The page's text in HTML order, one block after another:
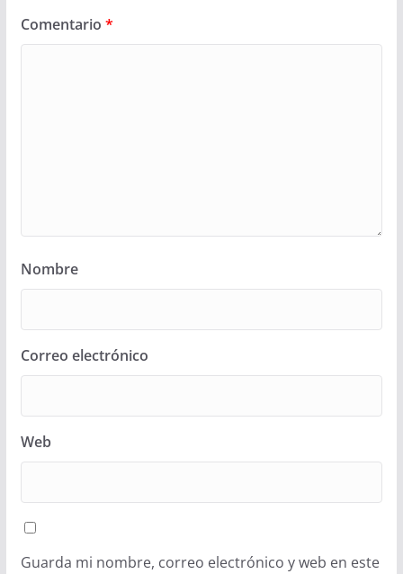
Comentario *
Nombre
Correo electrónico
Web
Guarda mi nombre, correo electrónico y web en este